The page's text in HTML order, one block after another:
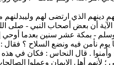
الذي ارتضى لهم وليبدلنهم
أن بعض أصحاب النبي - صلى
- بمكة عشر سنين بعدما أوحي
نأمن فيه ونضع السلاح ؟ فقال :
. قال النحاس : فكان في هذه
لأنهم أهل الإيمان وعملوا